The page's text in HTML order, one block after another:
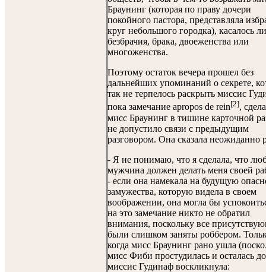
Браунинг (которая по праву дочери
покойного пастора, представляла
круг небольшого городка), касалось
безбрачия, брака, двоеженства или
многоженства.
Поэтому остаток вечера прошел без
дальнейших упоминаний о секрете,
так не терпелось раскрыть миссис
пока замечание apropos de rein[2],
мисс Браунинг в тишине карточной
не допустило связи с предыдущим
разговором. Она сказала неожиданно
- Я не понимаю, что я сделала, что
мужчина должен делать меня своей
- если она намекала на будущую
замужества, которую видела в своем
воображении, она могла бы
на это замечание никто не обратил
внимания, поскольку все
были слишком заняты роббером.
когда мисс Браунинг рано ушла
мисс Фиби простудилась и осталась
миссис Гудинаф воскликнула: